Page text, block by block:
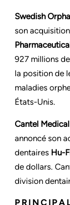
Swedish
son
927 millions
la position de
maladies
États-Unis.
Cantel
annoncé son
dentaires Hu-
de dollars.
division